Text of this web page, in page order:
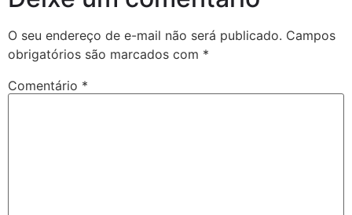
O seu endereço de e-mail não será publicado. Campos
obrigatórios são marcados com *
Comentário *